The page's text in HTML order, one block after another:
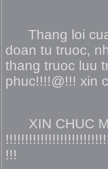
Thang loi cua
doan tu truoc,
thang truoc luu
phuc!!!!@!!! xin
XIN CHUC
!!!